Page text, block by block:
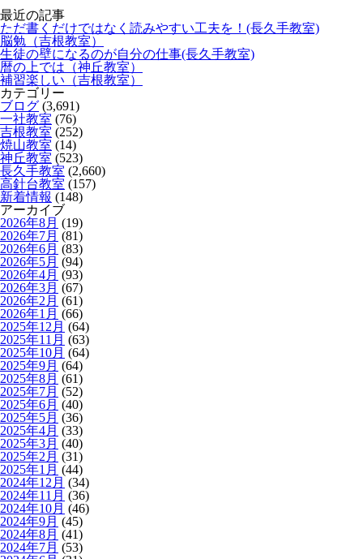
最近の記事
ただ書くだけではなく読みやすい工夫を！(長久手教室)
脳勉（吉根教室）
生徒の壁になるのが自分の仕事(長久手教室)
暦の上では（神丘教室）
補習楽しい（吉根教室）
カテゴリー
ブログ (3,691)
一社教室 (76)
吉根教室 (252)
焼山教室 (14)
神丘教室 (523)
長久手教室 (2,660)
高針台教室 (157)
新着情報 (148)
アーカイブ
2026年8月 (19)
2026年7月 (81)
2026年6月 (83)
2026年5月 (94)
2026年4月 (93)
2026年3月 (67)
2026年2月 (61)
2026年1月 (66)
2025年12月 (64)
2025年11月 (63)
2025年10月 (64)
2025年9月 (64)
2025年8月 (61)
2025年7月 (52)
2025年6月 (40)
2025年5月 (36)
2025年4月 (33)
2025年3月 (40)
2025年2月 (31)
2025年1月 (44)
2024年12月 (34)
2024年11月 (36)
2024年10月 (46)
2024年9月 (45)
2024年8月 (41)
2024年7月 (53)